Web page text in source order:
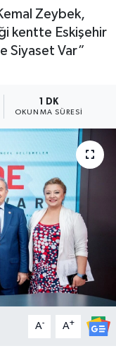
Zeybek,
kentte Eskişehir
Siyaset Var”
1 DK
OKUNMA SÜRESI
A- A+